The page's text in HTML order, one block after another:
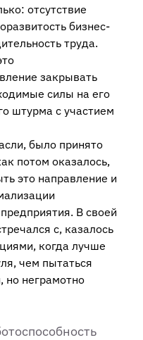
отсутствие
бизнес-
труда.
закрывать
силы на его
штурма с участием
было принято
потом оказалось,
это направление и
В своей
с, казалось
когда лучше
чем пытаться
неграмотно